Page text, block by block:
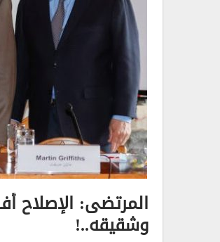
المرتضى: الإصلاح
وشقيقه..!